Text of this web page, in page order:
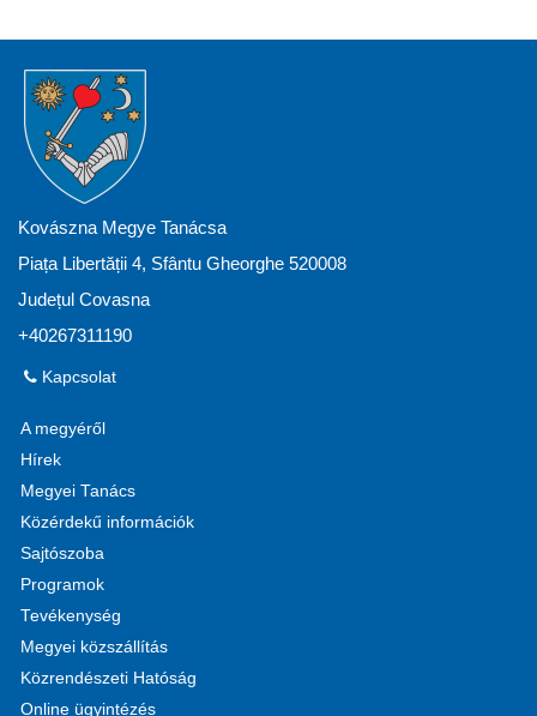
Kovászna Megye Tanácsa
Piața Libertății 4, Sfântu Gheorghe 520008
Județul Covasna
+40267311190
Kapcsolat
A megyéről
Hírek
Megyei Tanács
Közérdekű információk
Sajtószoba
Programok
Tevékenység
Megyei közszállítás
Közrendészeti Hatóság
Online ügyintézés